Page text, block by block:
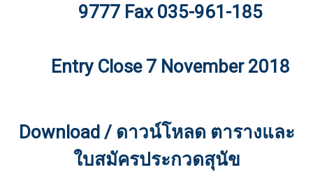
9777 Fax 035-961-185
Entry Close 7 November 2018
Download / ดาวน์โหลด ตารางและ
ใบสมัครประกวดสุนัข